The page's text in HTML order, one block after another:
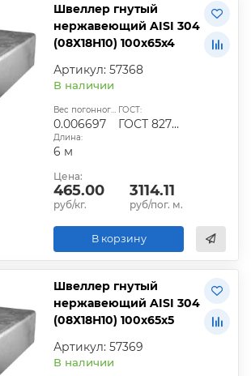
Швеллер гнутый
нержавеющий AISI 304
(08Х18Н10) 100х65х4
Артикул: 57368
В наличии
Вес погонного метра, т.:
0.006697
ГОСТ:
ГОСТ 8278-83
Длина:
6 м
Цена:
465.00
руб/кг.
3114.11
руб/пог. м.
В корзину
Швеллер гнутый
нержавеющий AISI 304
(08Х18Н10) 100х65х5
Артикул: 57369
В наличии